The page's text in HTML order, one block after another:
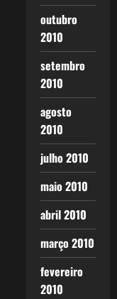
outubro
2010
setembro
2010
agosto
2010
julho 2010
maio 2010
abril 2010
março 2010
fevereiro
2010